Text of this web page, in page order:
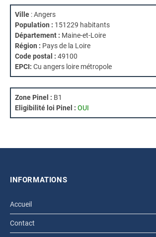
Ville : Angers
Population : 151229 habitants
Département : Maine-et-Loire
Région : Pays de la Loire
Code postal : 49100
EPCI: Cu angers loire métropole
Zone Pinel : B1
Eligibilité loi Pinel : OUI
INFORMATIONS
Accueil
Contact